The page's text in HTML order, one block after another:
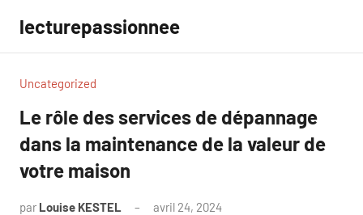
contenu
lecturepassionnee
Uncategorized
Le rôle des services de dépannage
dans la maintenance de la valeur de
votre maison
par Louise KESTEL avril 24, 2024